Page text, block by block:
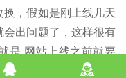
换，假如是刚上线几天
出问题了，这样很有
是 网站上线之前就要
正，当然也能够修正